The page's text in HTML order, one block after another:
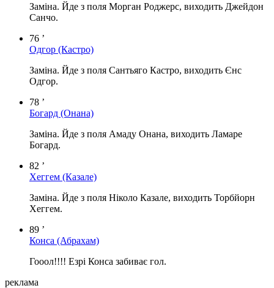
Заміна. Йде з поля Морган Роджерс, виходить Джейдон
Санчо.
76 ’
Одгор (Кастро)
Заміна. Йде з поля Сантьяго Кастро, виходить Єнс
Одгор.
78 ’
Богард (Онана)
Заміна. Йде з поля Амаду Онана, виходить Ламаре
Богард.
82 ’
Хеггем (Казале)
Заміна. Йде з поля Ніколо Казале, виходить Торбйорн
Хеггем.
89 ’
Конса (Абрахам)
Гооол!!!! Езрі Конса забиває гол.
реклама